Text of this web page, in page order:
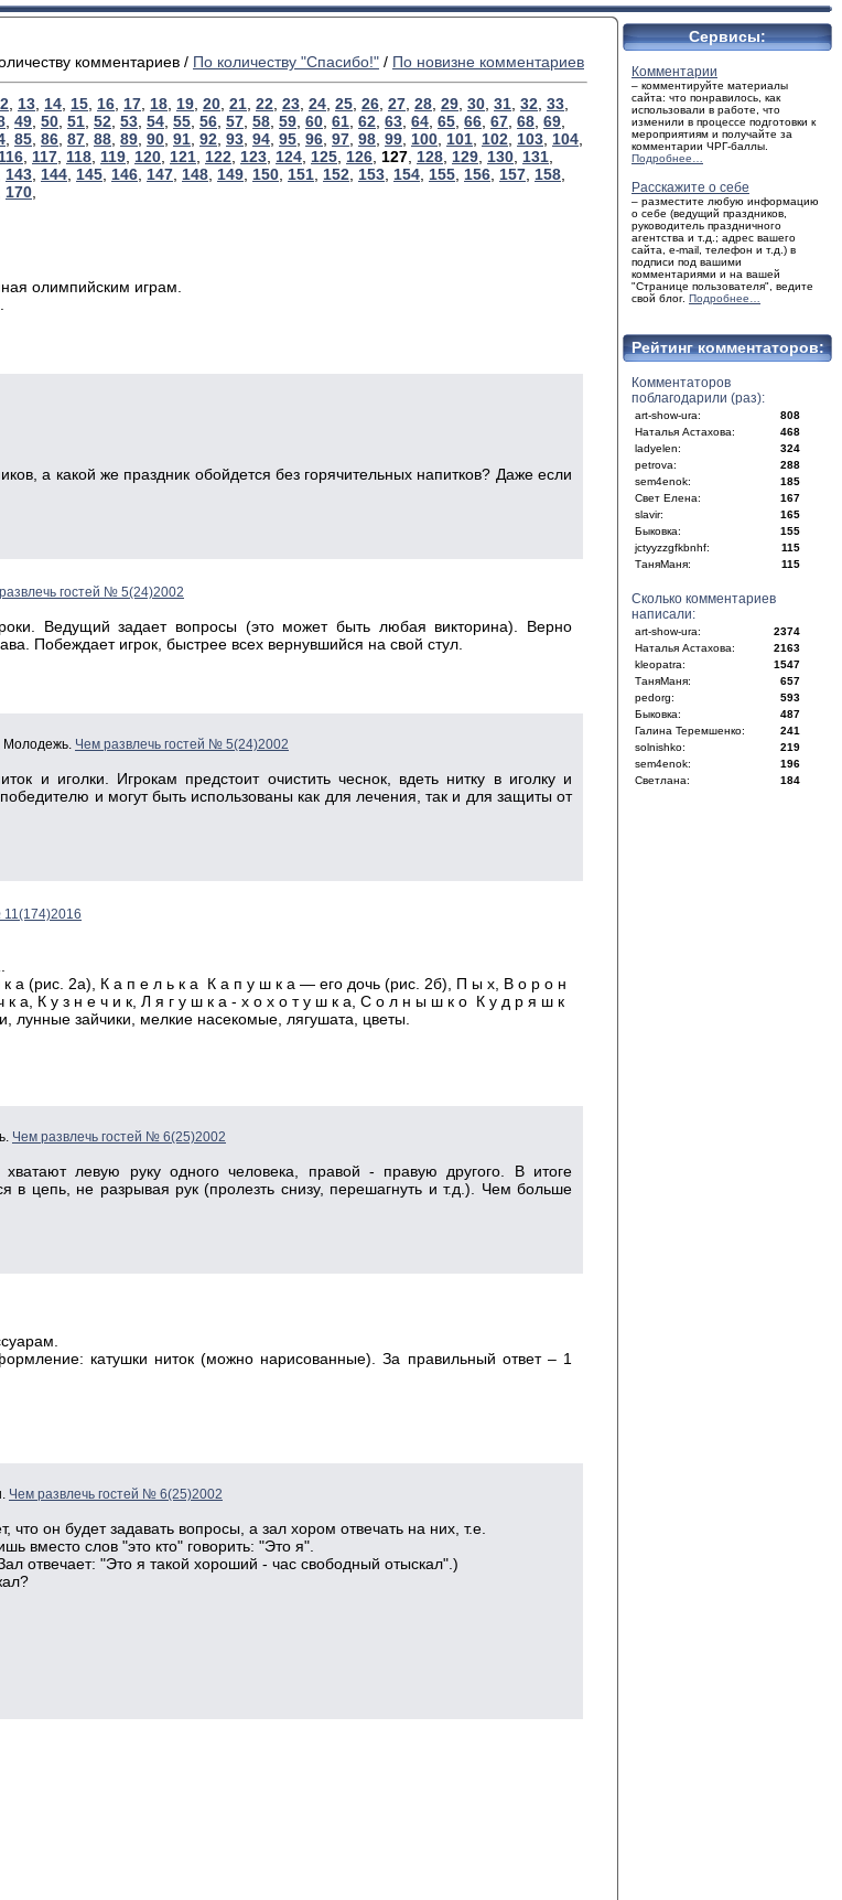
комментариев / По количеству "Спасибо!" / По новизне комментариев
13 14 15 16 17 18 19 20 21 22 23 24 25 26 27 28 29 30 31 32 33
49 50 51 52 53 54 55 56 57 58 59 60 61 62 63 64 65 66 67 68 69
85 86 87 88 89 90 91 92 93 94 95 96 97 98 99 100 101 102 103 104
116 117 118 119 120 121 122 123 124 125 126 127 128 129 130 131
143 144 145 146 147 148 149 150 151 152 153 154 155 156 157 158
170
олимпийским играм.
а какой же праздник обойдется без горячительных напитков? Даже если
гостей № 5(24)2002
Ведущий задает вопросы (это может быть любая викторина). Верно
Побеждает игрок, быстрее всех вернувшийся на свой стул.
Молодежь. Чем развлечь гостей № 5(24)2002
и иголки. Игрокам предстоит очистить чеснок, вдеть нитку в иголку и
и могут быть использованы как для лечения, так и для защиты от
11(174)2016
(рис. 2а), К а п е л ь к а К а п у ш к а — его дочь (рис. 2б), П ы х, В о р о н
а, К у з н е ч и к, Л я г у ш к а - х о х о т у ш к а, С о л н ы ш к о К у д р я ш к
лунные зайчики, мелкие насекомые, лягушата, цветы.
Чем развлечь гостей № 6(25)2002
левую руку одного человека, правой - правую другого. В итоге
в цепь, не разрывая рук (пролезть снизу, перешагнуть и т.д.). Чем больше
катушки ниток (можно нарисованные). За правильный ответ – 1
Чем развлечь гостей № 6(25)2002
он будет задавать вопросы, а зал хором отвечать на них, т.е.
вместо слов "это кто" говорить: "Это я".
отвечает: "Это я такой хороший - час свободный отыскал".)
Сервисы:
Комментарии
– комментируйте материалы
сайта: что понравилось, как
использовали в работе, что
изменили в процессе подготовки к
мероприятиям и получайте за
комментарии ЧРГ-баллы.
Подробнее…
Расскажите о себе
– разместите любую информацию
о себе (ведущий праздников,
руководитель праздничного
агентства и т.д.; адрес вашего
сайта, e-mail, телефон и т.д.) в
подписи под вашими
комментариями и на вашей
"Странице пользователя", ведите
свой блог. Подробнее…
Рейтинг комментаторов:
Комментаторов
поблагодарили (раз):
art-show-ura:
808
Наталья Астахова:
468
ladyelen:
324
petrova:
288
sem4enok:
185
Свет Елена:
167
slavir:
165
Быковка:
155
jctyyzzgfkbnhf:
115
ТаняМаня:
115
Сколько комментариев
написали:
art-show-ura:
2374
Наталья Астахова:
2163
kleopatra:
1547
ТаняМаня:
657
pedorg:
593
Быковка:
487
Галина Теремшенко:
241
solnishko:
219
sem4enok:
196
Светлана:
184